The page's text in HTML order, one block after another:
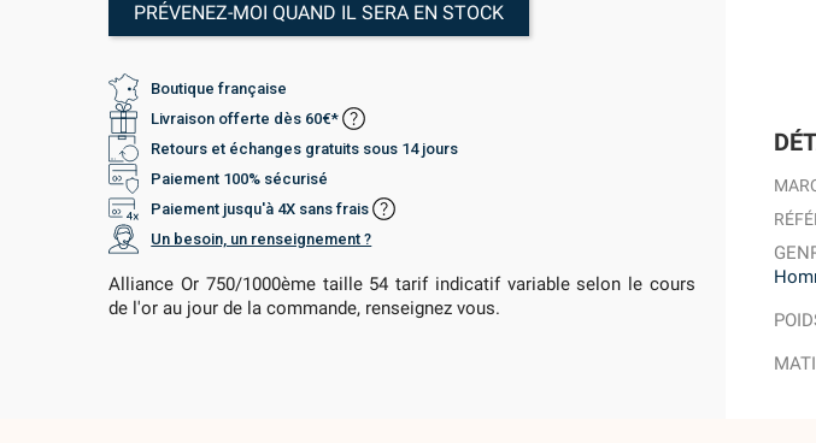
PRÉVENEZ-MOI QUAND IL SERA EN STOCK
Boutique française
Livraison offerte dès 60€*
Retours et échanges gratuits sous 14 jours
Paiement 100% sécurisé
Paiement jusqu'à 4X sans frais
Un besoin, un renseignement ?
Alliance Or 750/1000ème taille 54 tarif indicatif variable selon le cours
de l'or au jour de la commande, renseignez vous.